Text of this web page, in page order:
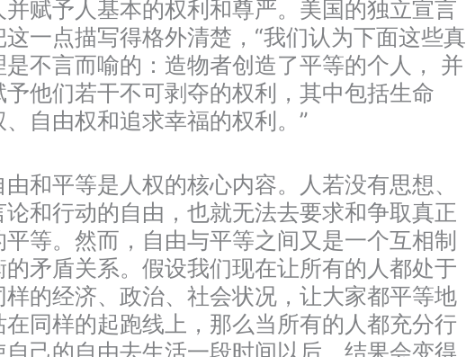
并赋予人基本的权利和尊严。美国的独立宣言
这一点描写得格外清楚，“我们认为下面这些真
是不言而喻的：造物者创造了平等的个人， 并
予他们若干不可剥夺的权利，其中包括生命
、自由权和追求幸福的权利。”
由和平等是人权的核心内容。人若没有思想、
论和行动的自由，也就无法去要求和争取真正
平等。然而，自由与平等之间又是一个互相制
的矛盾关系。假设我们现在让所有的人都处于
样的经济、政治、社会状况，让大家都平等地
在同样的起跑线上，那么当所有的人都充分行